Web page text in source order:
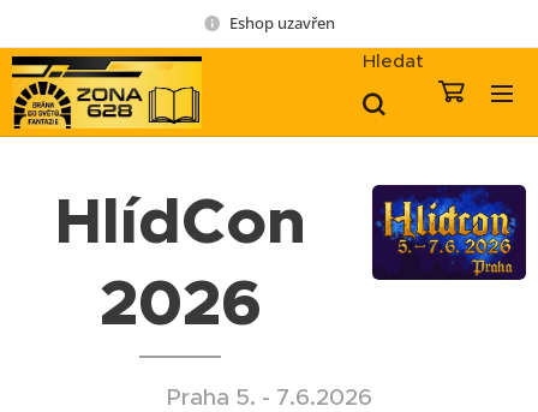
Eshop uzavřen
Hledat
HlídCon
2026
Praha 5. - 7.6.2026